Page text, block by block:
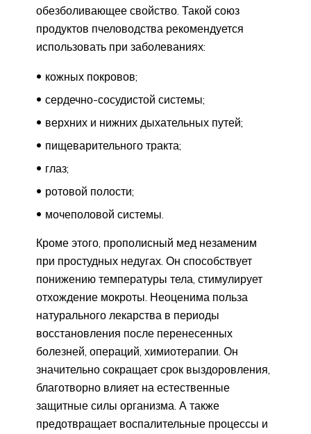
обезболивающее свойство. Такой союз
продуктов пчеловодства рекомендуется
использовать при заболеваниях:
кожных покровов;
сердечно-сосудистой системы;
верхних и нижних дыхательных путей;
пищеварительного тракта;
глаз;
ротовой полости;
мочеполовой системы.
Кроме этого, прополисный мед незаменим
при простудных недугах. Он способствует
понижению температуры тела, стимулирует
отхождение мокроты. Неоценима польза
натурального лекарства в периоды
восстановления после перенесенных
болезней, операций, химиотерапии. Он
значительно сокращает срок выздоровления,
благотворно влияет на естественные
защитные силы организма. А также
предотвращает воспалительные процессы и